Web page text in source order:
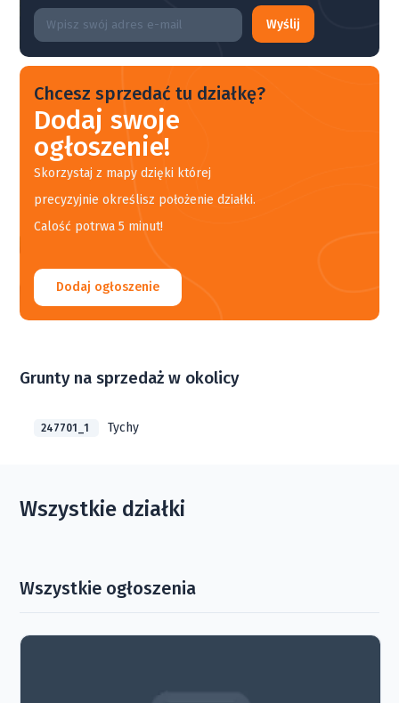
Wyślij
Chcesz sprzedać tu działkę?
Dodaj swoje
ogłoszenie!
Skorzystaj z mapy dzięki której
precyzyjnie określisz położenie działki.
Calość potrwa 5 minut!
Dodaj ogłoszenie
Grunty na sprzedaż w okolicy
247701_1 Tychy
Wszystkie działki
Wszystkie ogłoszenia